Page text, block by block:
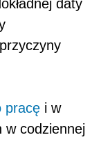
daty
pracę i w
w codziennej